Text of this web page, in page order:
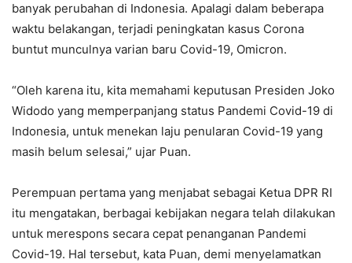
banyak perubahan di Indonesia. Apalagi dalam beberapa
waktu belakangan, terjadi peningkatan kasus Corona
buntut munculnya varian baru Covid-19, Omicron.
“Oleh karena itu, kita memahami keputusan Presiden Joko
Widodo yang memperpanjang status Pandemi Covid-19 di
Indonesia, untuk menekan laju penularan Covid-19 yang
masih belum selesai,” ujar Puan.
Perempuan pertama yang menjabat sebagai Ketua DPR RI
itu mengatakan, berbagai kebijakan negara telah dilakukan
untuk merespons secara cepat penanganan Pandemi
Covid-19. Hal tersebut, kata Puan, demi menyelamatkan